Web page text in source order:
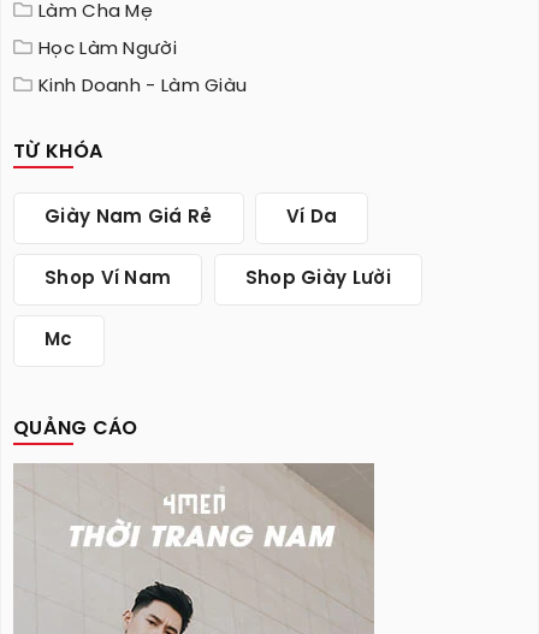
Làm Cha Mẹ
Học Làm Người
Kinh Doanh - Làm Giàu
TỪ KHÓA
Giày Nam Giá Rẻ Ví Da
Shop Ví Nam Shop Giày Lười
Mc
QUẢNG CÁO